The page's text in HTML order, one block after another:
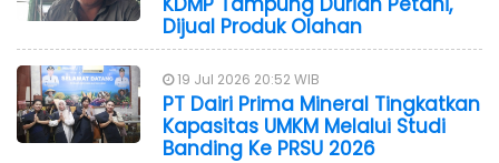
Dijual Produk Olahan
19 Jul 2026 20:52 WIB
PT Dairi Prima Mineral Tingkatkan
Kapasitas UMKM Melalui Studi
Banding Ke PRSU 2026